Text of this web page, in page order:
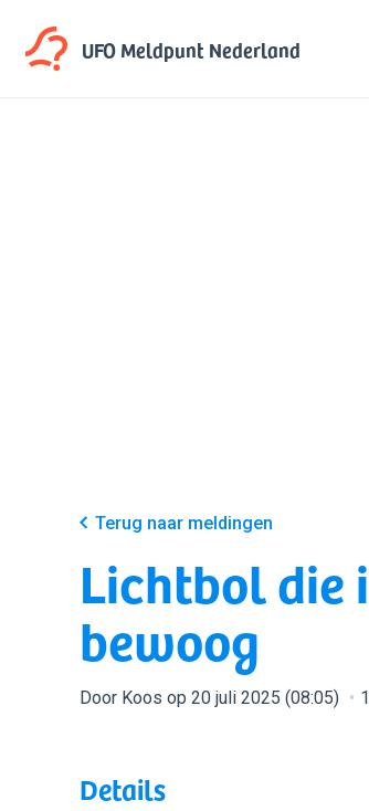
UFO MeldpuntNederland
Terug naar meldingen
Lichtbol die
bewoog
Door Koos op 20 juli 2025 (08:05)
Details